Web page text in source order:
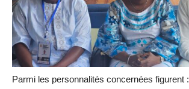
Parmi les personnalités concernées figurent :